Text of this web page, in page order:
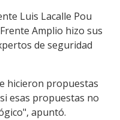
Luis Lacalle Pou
Amplio hizo sus
de seguridad
hicieron propuestas
esas propuestas no
apuntó.